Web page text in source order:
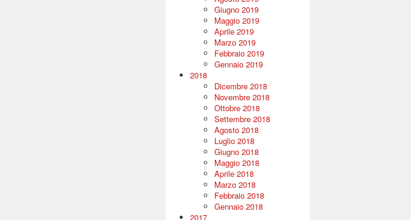
Giugno 2019
Maggio 2019
Aprile 2019
Marzo 2019
Febbraio 2019
Gennaio 2019
2018
Dicembre 2018
Novembre 2018
Ottobre 2018
Settembre 2018
Agosto 2018
Luglio 2018
Giugno 2018
Maggio 2018
Aprile 2018
Marzo 2018
Febbraio 2018
Gennaio 2018
2017